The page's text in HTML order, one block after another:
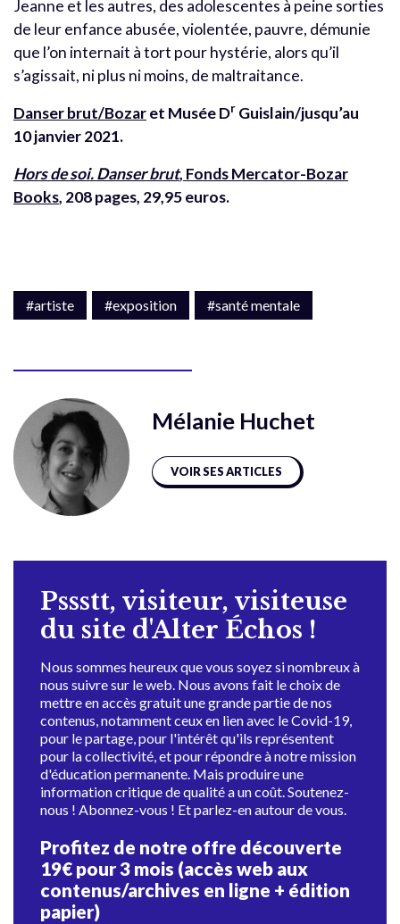
Jeanne et les autres, des adolescentes à peine sorties
de leur enfance abusée, violentée, pauvre, démunie
que l’on internait à tort pour hystérie, alors qu’il
s’agissait, ni plus ni moins, de maltraitance.
Danser brut/Bozaret Musée Dr Guislain/jusqu’au
10 janvier 2021.
Hors de soi. Danser brut, Fonds Mercator-Bozar
Books, 208 pages, 29,95 euros.
#artiste #exposition #santé mentale
Mélanie Huchet
VOIR SES ARTICLES
Pssstt, visiteur, visiteuse
du site d'Alter Échos !
Nous sommes heureux que vous soyez si nombreux à
nous suivre sur le web. Nous avons fait le choix de
mettre en accès gratuit une grande partie de nos
contenus, notamment ceux en lien avec le Covid-19,
pour le partage, pour l'intérêt qu'ils représentent
pour la collectivité, et pour répondre à notre mission
d'éducation permanente. Mais produire une
information critique de qualité a un coût. Soutenez-
nous ! Abonnez-vous ! Et parlez-en autour de vous.
Profitez de notre offre découverte
19€ pour 3 mois (accès web aux
contenus/archives en ligne + édition
papier)